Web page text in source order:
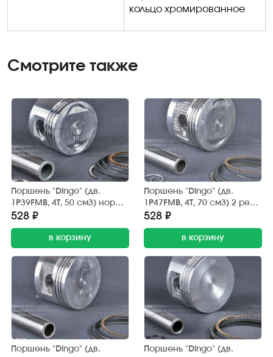
кольцо хромированное
Смотрите также
Поршень "Dingo" (дв.
1P39FMB, 4Т, 50 см3) норм.
D=39,00 мм., палец D=13
мм., кольца (Китай)
528 ₽
в корзину
Поршень "Dingo" (дв.
1P47FMB, 4Т, 70 см3) 2 рем.
D=47,50 мм., палец D=13
мм., кольца (ТАТА)
528 ₽
в корзину
Поршень "Dingo" (дв.
Поршень "Dingo" (дв.